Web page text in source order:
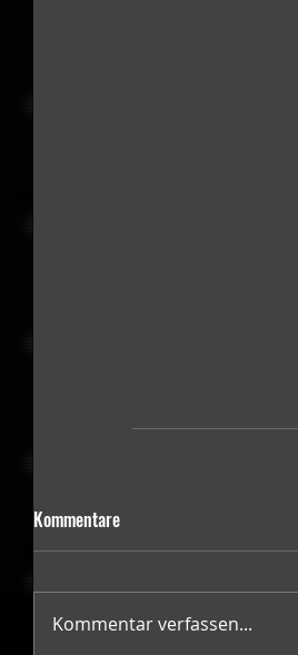
Kommentare
Kommentar verfassen...